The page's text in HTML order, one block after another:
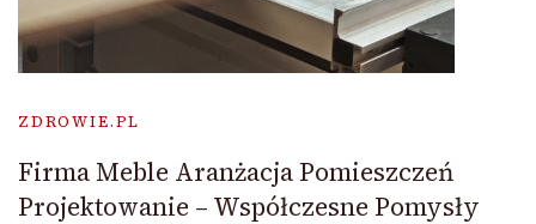
ZDROWIE.PL
Firma Meble Aranżacja Pomieszczeń
Projektowanie – Współczesne Pomysły